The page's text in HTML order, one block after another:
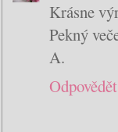
Krásne
Pekný
A.
Odpovědět